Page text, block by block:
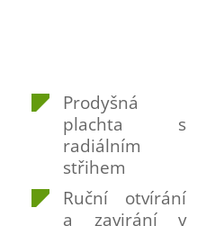
Prodyšná
plachta s
radiálním
střihem
Ruční otvírání
a zavirání v